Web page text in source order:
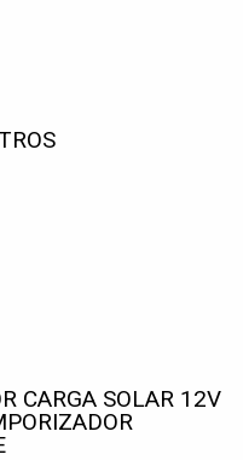
CARGA SOLAR 12V